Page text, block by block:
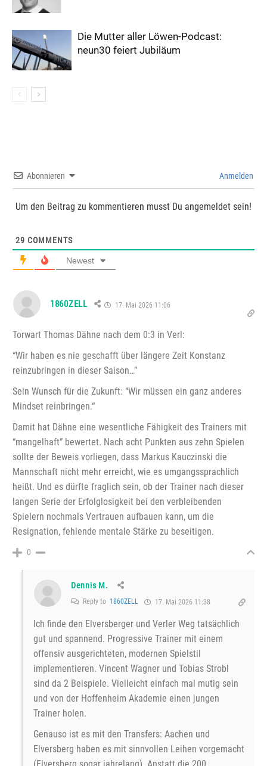
Die Mutter aller Löwen-Podcast:
neun30 feiert Jubiläum
Abonnieren Anmelden
Um den Beitrag zu kommentieren musst Du angemeldet sein!
29 COMMENTS
Newest
1860ZELL 17. Mai 2026 11:06
Torwart Thomas Dähne nach dem 0:3 in Verl:
“Wir haben es nie geschafft über längere Zeit Konstanz
reinzubringen in dieser Saison…”
Sein Wunsch für die Zukunft: “Wir müssen ein ganz anderes
Mindset reinbringen.“
Damit hat Dähne eine wesentliche Fähigkeit des Trainers mit
“mangelhaft” bewertet. Nach acht Punkten aus zehn Spielen
sollte der Beweis vorliegen, dass Markus Kauczinski die
Mannschaft nicht mehr erreicht, wie es umgangssprachlich
heißt. Und es dürfte fraglich sein, ob der Trainer nach dieser
langen Serie der Erfolglosigkeit bei den verbleibenden
Spielern nochmals Vertrauen aufbauen kann, um die
Resignation, fehlende mentale Stärke zu beseitigen.
0
Dennis M.
Reply to 1860ZELL 17. Mai 2026 11:38
Ich finde den Elversberger und Verler Weg tatsächlich
gut und spannend. Progressive Trainer mit einem
offensiv ausgerichteten, modernen Spielstil
implementieren. Vincent Wagner und Tobias Strobl
sind da 2 Beispiele. Vielleicht einfach mal mutig sein
und von der Hoffenheim Akademie einen jungen
Trainer holen.
Genauso ist es mit den Transfers: Aachen und
Elversberg haben es mit sinnvollen Leihen vorgemacht
(Elversberg sogar jahrelang). Anstatt die 200.